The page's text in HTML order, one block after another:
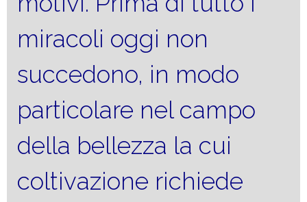
miracoli oggi non
succedono, in modo
particolare nel campo
della bellezza la cui
coltivazione richiede